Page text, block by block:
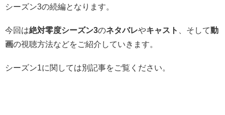
シーズン3の続編となります。
今回は絶対零度シーズン3のネタバレやキャスト 、そして動
画の視聴方法などをご紹介していきます。
シーズン1に関しては別記事をご覧ください。